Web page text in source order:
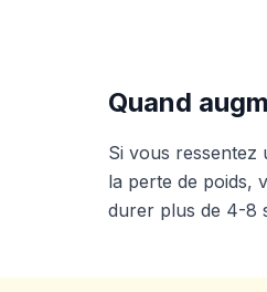
Quand
Si vous ressentez
la perte de poids,
durer plus de 4-8